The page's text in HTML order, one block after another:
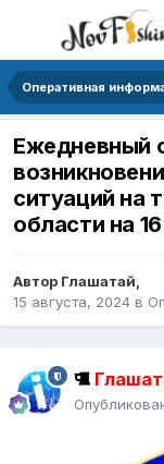
Оперативная
Ежедневный
ситуаций на
области на
Автор Глашатай,
15 августа, 2024 в